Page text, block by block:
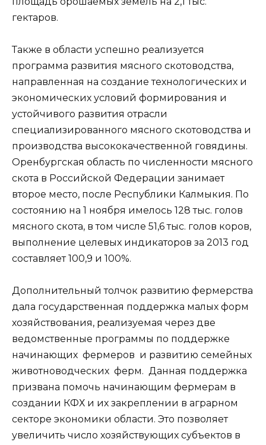
гектаров.
Также в области успешно реализуется
программа развития мясного скотоводства,
направленная на создание технологических и
экономических условий формирования и
устойчивого развития отрасли
специализированного мясного скотоводства и
производства высококачественной говядины.
Оренбургская область по численности мясного
скота в Российской Федерации занимает
второе место, после Республики Калмыкия. По
состоянию на 1 ноября имелось 128 тыс. голов
мясного скота, в том числе 51,6 тыс. голов коров,
выполнение целевых индикаторов за 2013 год
составляет 100,9 и 100%.
Дополнительный толчок развитию фермерства
дала государственная поддержка малых форм
хозяйствования, реализуемая через две
ведомственные программы по поддержке
начинающих фермеров и развитию семейных
животноводческих ферм. Данная поддержка
призвана помочь начинающим фермерам в
создании КФХ и их закреплении в аграрном
секторе экономики области. Это позволяет
увеличить число хозяйствующих субъектов в